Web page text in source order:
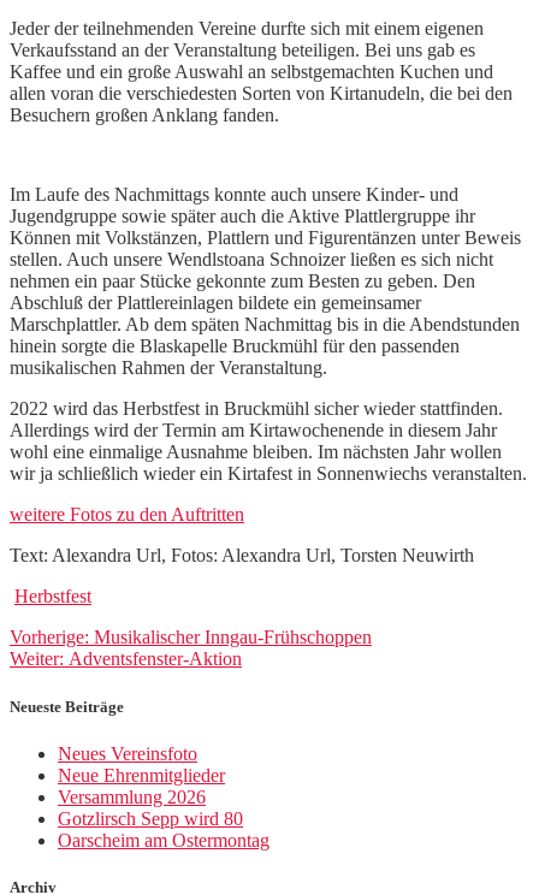
Jeder der teilnehmenden Vereine durfte sich mit einem eigenen
Verkaufsstand an der Veranstaltung beteiligen. Bei uns gab es
Kaffee und ein große Auswahl an selbstgemachten Kuchen und
allen voran die verschiedesten Sorten von Kirtanudeln, die bei den
Besuchern großen Anklang fanden.
Im Laufe des Nachmittags konnte auch unsere Kinder- und
Jugendgruppe sowie später auch die Aktive Plattlergruppe ihr
Können mit Volkstänzen, Plattlern und Figurentänzen unter Beweis
stellen. Auch unsere Wendlstoana Schnoizer ließen es sich nicht
nehmen ein paar Stücke gekonnte zum Besten zu geben. Den
Abschluß der Plattlereinlagen bildete ein gemeinsamer
Marschplattler. Ab dem späten Nachmittag bis in die Abendstunden
hinein sorgte die Blaskapelle Bruckmühl für den passenden
musikalischen Rahmen der Veranstaltung.
2022 wird das Herbstfest in Bruckmühl sicher wieder stattfinden.
Allerdings wird der Termin am Kirtawochenende in diesem Jahr
wohl eine einmalige Ausnahme bleiben. Im nächsten Jahr wollen
wir ja schließlich wieder ein Kirtafest in Sonnenwiechs veranstalten.
weitere Fotos zu den Auftritten
Text: Alexandra Url, Fotos: Alexandra Url, Torsten Neuwirth
Herbstfest
Beitragsnavigation
Vorherige: Vorheriger
Beitrag:
Musikalischer Inngau-Frühschoppen
Weiter: Nächster
Adventsfenster-Aktion
Neueste Beiträge
Neues Vereinsfoto
Neue Ehrenmitglieder
Versammlung 2026
Gotzlirsch Sepp wird 80
Oarscheim am Ostermontag
Archiv